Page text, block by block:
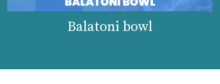
Balatoni bowl